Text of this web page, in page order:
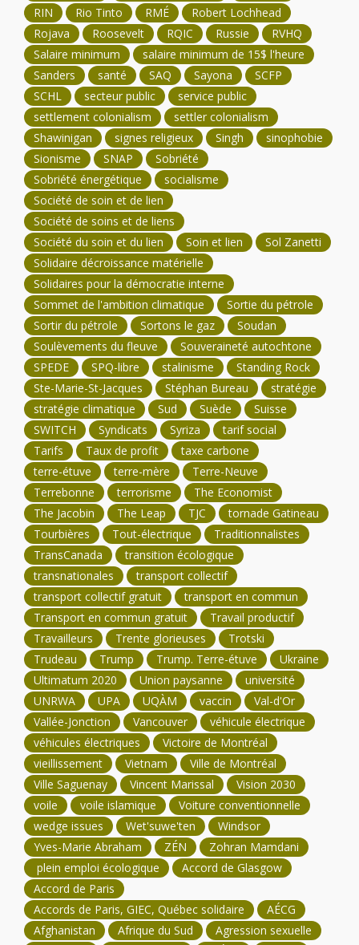
RIN
Rio Tinto RMÉ
Robert Lochhead
Rojava
Roosevelt RQIC Russie
RVHQ
Salaire minimum
salaire minimum de 15$ l'heure
Sanders
santé SAQ Sayona
SCFP
SCHL
secteur public
service public
settlement colonialism
settler colonialism
Shawinigan
signes religieux Singh
sinophobie
Sionisme
SNAP
Sobriété
Sobriété énergétique
socialisme
Société de soin et de lien
Société de soins et de liens
Société du soin et du lien
Soin et lien
Sol Zanetti
Solidaire décroissance matérielle
Solidaires pour la démocratie interne
Sommet de l'ambition climatique
Sortie du pétrole
Sortir du pétrole
Sortons le gaz
Soudan
Soulèvements du fleuve
Souveraineté autochtone
SPEDE
SPQ-libre stalinisme
Standing Rock
Ste-Marie-St-Jacques
Stéphan Bureau
stratégie
stratégie climatique
Sud Suède
Suisse
SWITCH
Syndicats Syriza
tarif social
Tarifs
Taux de profit
taxe carbone
terre-étuve
terre-mère
Terre-Neuve
Terrebonne
terrorisme
The Economist
The Jacobin
The Leap TJC
tornade Gatineau
Tourbières
Tout-électrique
Traditionnalistes
TransCanada
transition écologique
transnationales
transport collectif
transport collectif gratuit
transport en commun
Transport en commun gratuit
Travail productif
Travailleurs
Trente glorieuses
Trotski
Trudeau
Trump Trump. Terre-étuve
Ukraine
Ultimatum 2020
Union paysanne
université
UNRWA
UPA UQÀM vaccin
Val-d'Or
Vallée-Jonction
Vancouver
véhicule électrique
véhicules électriques
Victoire de Montréal
vieillissement
Vietnam
Ville de Montréal
Ville Saguenay
Vincent Marissal
Vision 2030
voile
voile islamique
Voiture conventionnelle
wedge issues
Wet'suwe'ten
Windsor
Yves-Marie Abraham
ZÉN
Zohran Mamdani
plein emploi écologique
Accord de Glasgow
Accord de Paris
Accords de Paris, GIEC, Québec solidaire
AÉCG
Afghanistan
Afrique du Sud
Agression sexuelle